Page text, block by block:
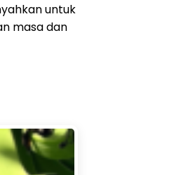
untuk
masa dan